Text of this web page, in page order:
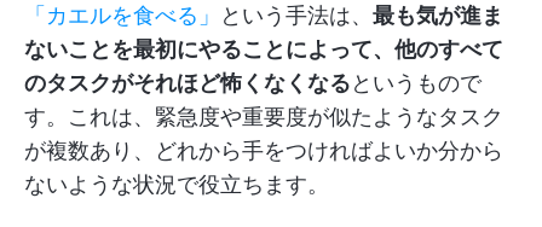
「カエルを食べる」 という手法は、 最も気が進ま
ないことを最初にやることによって、他のすべて
のタスクがそれほど怖くなくなるというもので
す。これは、緊急度や重要度が似たようなタスク
が複数あり、どれから手をつければよいか分から
ないような状況で役立ちます。